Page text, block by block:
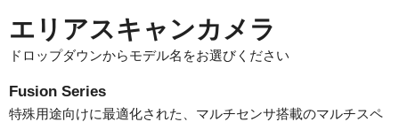
エリアスキャンカメラ
ドロップダウンからモデル名をお選びください
Fusion Series
特殊用途向けに最適化された、マルチセンサ搭載のマルチスペ